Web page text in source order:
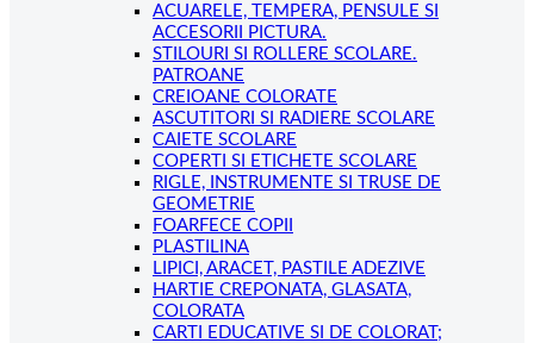
ACUARELE, TEMPERA, PENSULE SI
ACCESORII PICTURA.
STILOURI SI ROLLERE SCOLARE.
PATROANE
CREIOANE COLORATE
ASCUTITORI SI RADIERE SCOLARE
CAIETE SCOLARE
COPERTI SI ETICHETE SCOLARE
RIGLE, INSTRUMENTE SI TRUSE DE
GEOMETRIE
FOARFECE COPII
PLASTILINA
LIPICI, ARACET, PASTILE ADEZIVE
HARTIE CREPONATA, GLASATA,
COLORATA
CARTI EDUCATIVE SI DE COLORAT;